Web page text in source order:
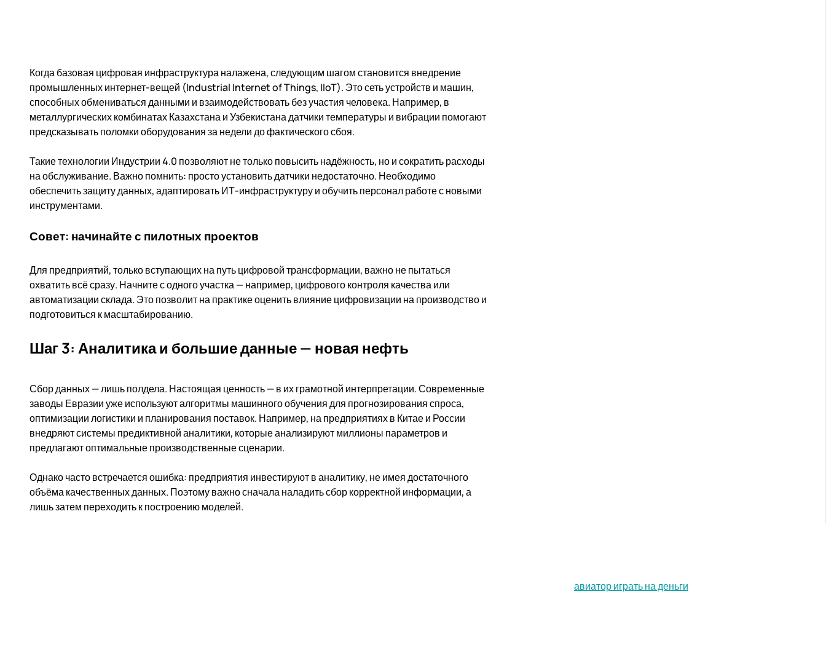
Когда базовая цифровая инфраструктура налажена, следующим шагом становится внедрение
промышленных интернет-вещей (Industrial Internet of Things, IIoT). Это сеть устройств и машин,
способных обмениваться данными и взаимодействовать без участия человека. Например, в
металлургических комбинатах Казахстана и Узбекистана датчики температуры и вибрации помогают
предсказывать поломки оборудования за недели до фактического сбоя.
Такие технологии Индустрии 4.0 позволяют не только повысить надёжность, но и сократить расходы
на обслуживание. Важно помнить: просто установить датчики недостаточно. Необходимо
обеспечить защиту данных, адаптировать ИТ-инфраструктуру и обучить персонал работе с новыми
инструментами.
Совет: начинайте с пилотных проектов
Для предприятий, только вступающих на путь цифровой трансформации, важно не пытаться
охватить всё сразу. Начните с одного участка — например, цифрового контроля качества или
автоматизации склада. Это позволит на практике оценить влияние цифровизации на производство и
подготовиться к масштабированию.
Шаг 3: Аналитика и большие данные — новая нефть
Сбор данных — лишь полдела. Настоящая ценность — в их грамотной интерпретации. Современные
заводы Евразии уже используют алгоритмы машинного обучения для прогнозирования спроса,
оптимизации логистики и планирования поставок. Например, на предприятиях в Китае и России
внедряют системы предиктивной аналитики, которые анализируют миллионы параметров и
предлагают оптимальные производственные сценарии.
Однако часто встречается ошибка: предприятия инвестируют в аналитику, не имея достаточного
объёма качественных данных. Поэтому важно сначала наладить сбор корректной информации, а
лишь затем переходить к построению моделей.
авиатор играть на деньги